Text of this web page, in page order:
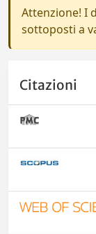
Attenzione! I
sottoposti a
Citazioni